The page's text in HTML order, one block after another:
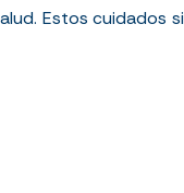
. Estos cuidados